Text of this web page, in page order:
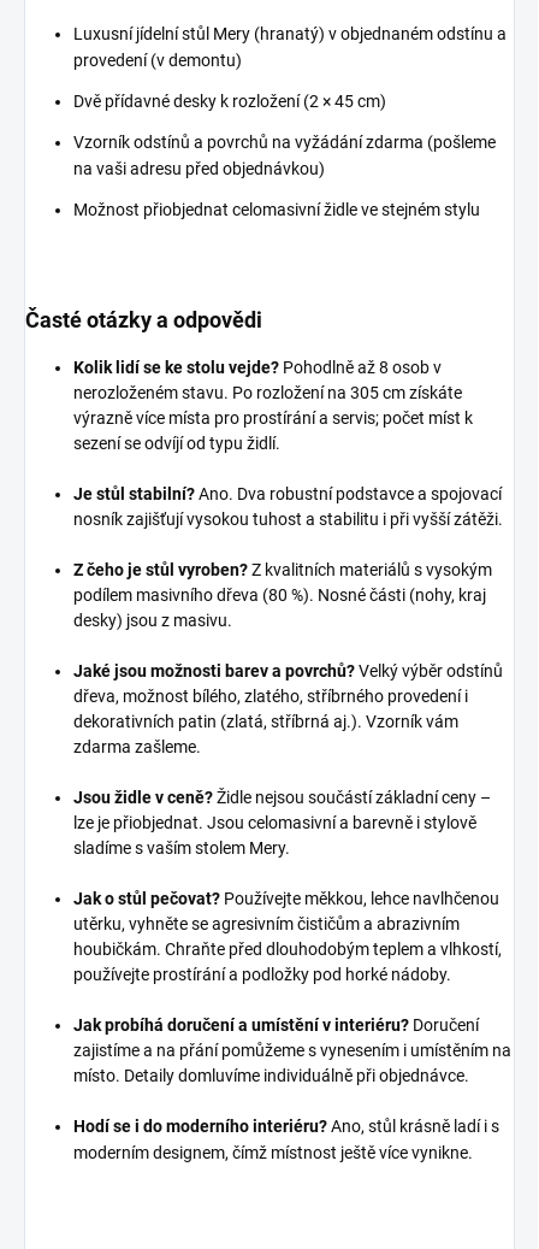
Luxusní jídelní stůl Mery (hranatý) v objednaném odstínu a
provedení (v demontu)
Dvě přídavné desky k rozložení (2 × 45 cm)
Vzorník odstínů a povrchů na vyžádání zdarma (pošleme
na vaši adresu před objednávkou)
Možnost přiobjednat celomasivní židle ve stejném stylu
Časté otázky a odpovědi
Kolik lidí se ke stolu vejde? Pohodlně až 8 osob v
nerozloženém stavu. Po rozložení na 305 cm získáte
výrazně více místa pro prostírání a servis; počet míst k
sezení se odvíjí od typu židlí.
Je stůl stabilní?Ano. Dva robustní podstavce a spojovací
nosník zajišťují vysokou tuhost a stabilitu i při vyšší zátěži.
Z čeho je stůl vyroben?Z kvalitních materiálů s vysokým
podílem masivního dřeva (80 %). Nosné části (nohy, kraj
desky) jsou z masivu.
Jaké jsou možnosti barev a povrchů?Velký výběr odstínů
dřeva, možnost bílého, zlatého, stříbrného provedení i
dekorativních patin (zlatá, stříbrná aj.). Vzorník vám
zdarma zašleme.
Jsou židle v ceně?Židle nejsou součástí základní ceny –
lze je přiobjednat. Jsou celomasivní a barevně i stylově
sladíme s vaším stolem Mery.
Jak o stůl pečovat? Používejte měkkou, lehce navlhčenou
utěrku, vyhněte se agresivním čističům a abrazivním
houbičkám. Chraňte před dlouhodobým teplem a vlhkostí,
používejte prostírání a podložky pod horké nádoby.
Jak probíhá doručení a umístění v interiéru? Doručení
zajistíme a na přání pomůžeme s vynesením i umístěním na
místo. Detaily domluvíme individuálně při objednávce.
Hodí se i do moderního interiéru?Ano, stůl krásně ladí i s
moderním designem, čímž místnost ještě více vynikne.